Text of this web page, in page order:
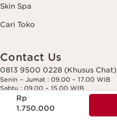
Harga sekarang Rp 1.750.000
Rp
1.750.000
Skin Spa
Cari Toko
Contact Us
0813 9500 0228 (Khusus Chat)
Senin – Jumat : 09.00 – 17.00 WIB
Sabtu : 09.00 – 15.00 WIB
(Kecuali Hari Libur Nasional)